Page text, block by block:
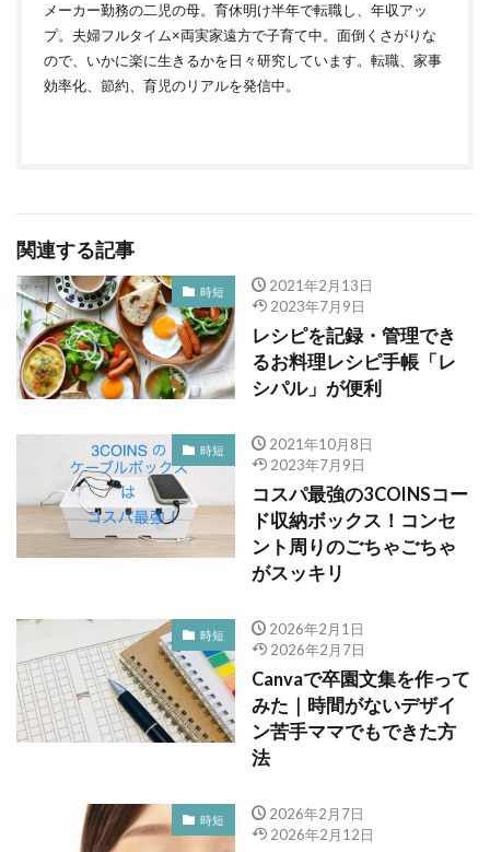
メーカー勤務の二児の母。育休明け半年で転職し、年収アッ
プ。夫婦フルタイム×両実家遠方で子育て中。面倒くさがりな
ので、いかに楽に生きるかを日々研究しています。転職、家事
効率化、節約、育児のリアルを発信中。
関連する記事
時短
2021年2月13日
2023年7月9日
レシピを記録・管理でき
るお料理レシピ手帳「レ
シパル」が便利
時短
2021年10月8日
2023年7月9日
コスパ最強の3COINSコー
ド収納ボックス！コンセ
ント周りのごちゃごちゃ
がスッキリ
時短
2026年2月1日
2026年2月7日
Canvaで卒園文集を作って
みた｜時間がないデザイ
ン苦手ママでもできた方
法
時短
2026年2月7日
2026年2月12日